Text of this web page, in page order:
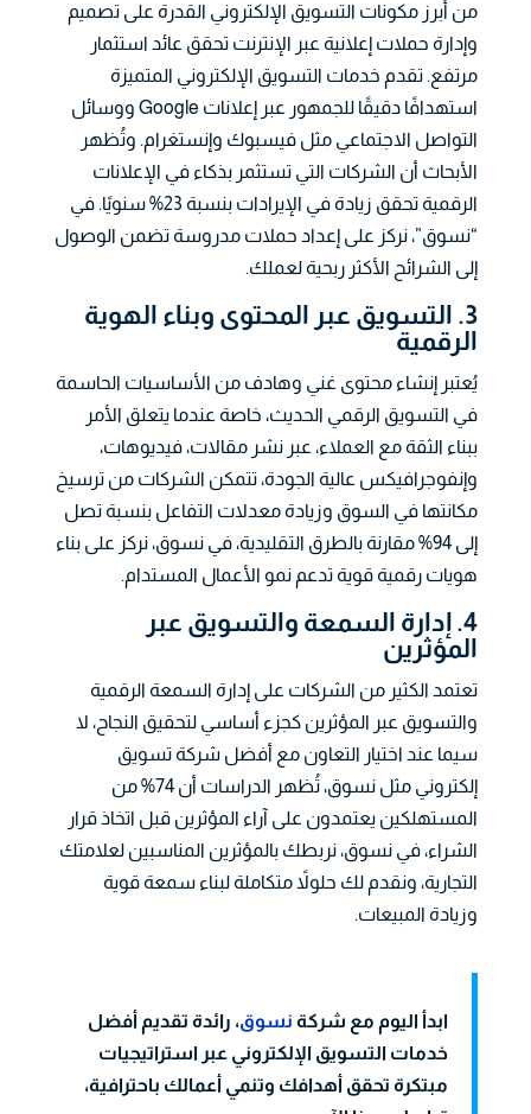
من أبرز مكونات التسويق الإلكتروني القدرة على تصميم
وإدارة حملات إعلانية عبر الإنترنت تحقق عائد استثمار
مرتفع. تقدم خدمات التسويق الإلكتروني المتميزة
استهدافًا دقيقًا للجمهور عبر إعلانات Google ووسائل
التواصل الاجتماعي مثل فيسبوك وإنستغرام. وتُظهر
الأبحاث أن الشركات التي تستثمر بذكاء في الإعلانات
الرقمية تحقق زيادة في الإيرادات بنسبة 23% سنويًا. في
“نسوق”، نركز على إعداد حملات مدروسة تضمن الوصول
إلى الشرائح الأكثر ربحية لعملك.
3. التسويق عبر المحتوى وبناء الهوية
الرقمية
يُعتبر إنشاء محتوى غني وهادف من الأساسيات الحاسمة
في التسويق الرقمي الحديث، خاصة عندما يتعلق الأمر
ببناء الثقة مع العملاء، عبر نشر مقالات، فيديوهات،
وإنفوجرافيكس عالية الجودة، تتمكن الشركات من ترسيخ
مكانتها في السوق وزيادة معدلات التفاعل بنسبة تصل
إلى 94% مقارنة بالطرق التقليدية، في نسوق، نركز على بناء
هويات رقمية قوية تدعم نمو الأعمال المستدام.
4. إدارة السمعة والتسويق عبر
المؤثرين
تعتمد الكثير من الشركات على إدارة السمعة الرقمية
والتسويق عبر المؤثرين كجزء أساسي لتحقيق النجاح، لا
سيما عند اختيار التعاون مع أفضل شركة تسويق
إلكتروني مثل نسوق، تُظهر الدراسات أن 74% من
المستهلكين يعتمدون على آراء المؤثرين قبل اتخاذ قرار
الشراء، في نسوق، نربطك بالمؤثرين المناسبين لعلامتك
التجارية، ونقدم لك حلولاً متكاملة لبناء سمعة قوية
وزيادة المبيعات.
ابدأ اليوم مع شركة نسوق، رائدة تقديم أفضل
خدمات التسويق الإلكتروني عبر استراتيجيات
مبتكرة تحقق أهدافك وتنمي أعمالك باحترافية،